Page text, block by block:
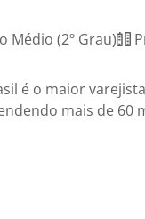
Médio (2º Grau)
é o maior
mais de 60